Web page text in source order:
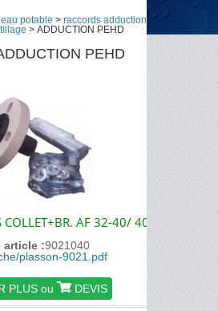
potable>raccords adduction
> ADDUCTION PEHD
PEHD
COLLET+BR. AF 32-40/ 40
article :9021040
plasson-9021.pdf
PLUS ou DEVIS